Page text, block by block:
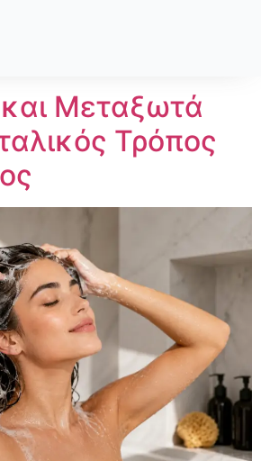
Μεταξωτά
Τρόπος